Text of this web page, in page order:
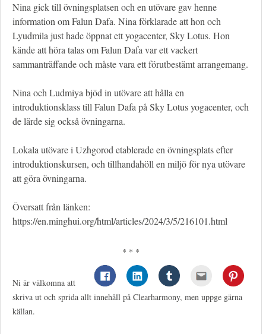
Nina gick till övningsplatsen och en utövare gav henne
information om Falun Dafa. Nina förklarade att hon och
Lyudmila just hade öppnat ett yogacenter, Sky Lotus. Hon
kände att höra talas om Falun Dafa var ett vackert
sammanträffande och måste vara ett förutbestämt arrangemang.
Nina och Ludmiya bjöd in utövare att hålla en
introduktionsklass till Falun Dafa på Sky Lotus yogacenter, och
de lärde sig också övningarna.
Lokala utövare i Uzhgorod etablerade en övningsplats efter
introduktionskursen, och tillhandahöll en miljö för nya utövare
att göra övningarna.
Översatt från länken:
https://en.minghui.org/html/articles/2024/3/5/216101.html
* * *
Ni är välkomna att
skriva ut och sprida allt innehåll på Clearharmony, men uppge gärna
källan.